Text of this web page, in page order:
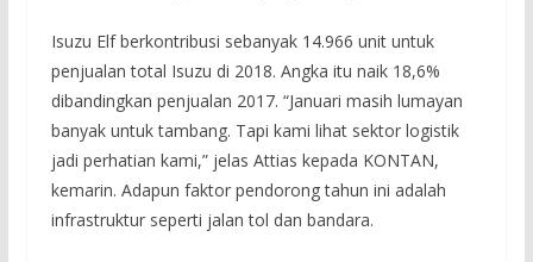
Isuzu Elf berkontribusi sebanyak 14.966 unit untuk
penjualan total Isuzu di 2018. Angka itu naik 18,6%
dibandingkan penjualan 2017. “Januari masih lumayan
banyak untuk tambang. Tapi kami lihat sektor logistik
jadi perhatian kami,” jelas Attias kepada KONTAN,
kemarin. Adapun faktor pendorong tahun ini adalah
infrastruktur seperti jalan tol dan bandara.